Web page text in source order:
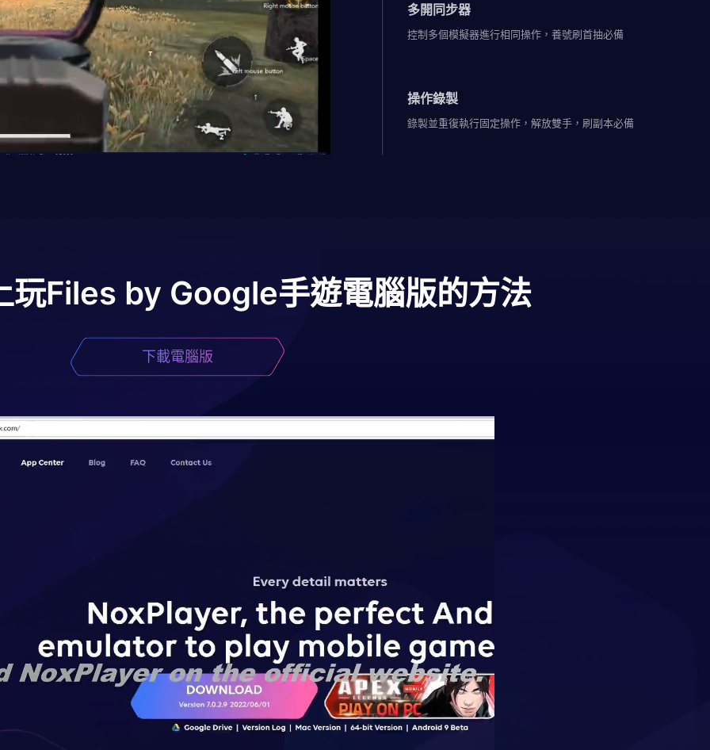
多開同步器
控制多個模擬器進行相同操作，養號刷首抽必備
操作錄製
錄製並重復執行固定操作，解放雙手，刷副本必備
玩Files by Google手遊電腦版的方法
下載電腦版